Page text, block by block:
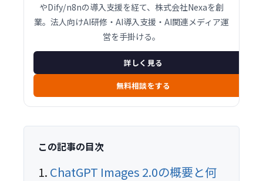
やDify/n8nの導入支援を経て、株式会社Nexaを創
業。法人向けAI研修・AI導入支援・AI関連メディア運
営を手掛ける。
詳しく見る
無料相談をする
この記事の目次
ChatGPT Images 2.0の概要と何